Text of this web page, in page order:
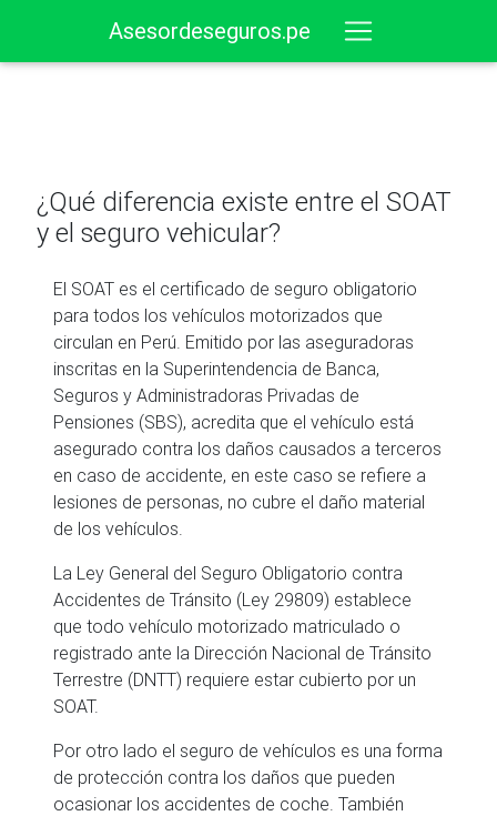
Asesordeseguros.pe
¿Qué diferencia existe entre el SOAT
y el seguro vehicular?
El SOAT es el certificado de seguro obligatorio
para todos los vehículos motorizados que
circulan en Perú. Emitido por las aseguradoras
inscritas en la Superintendencia de Banca,
Seguros y Administradoras Privadas de
Pensiones (SBS), acredita que el vehículo está
asegurado contra los daños causados a terceros
en caso de accidente, en este caso se refiere a
lesiones de personas, no cubre el daño material
de los vehículos.
La Ley General del Seguro Obligatorio contra
Accidentes de Tránsito (Ley 29809) establece
que todo vehículo motorizado matriculado o
registrado ante la Dirección Nacional de Tránsito
Terrestre (DNTT) requiere estar cubierto por un
SOAT.
Por otro lado el seguro de vehículos es una forma
de protección contra los daños que pueden
ocasionar los accidentes de coche. También